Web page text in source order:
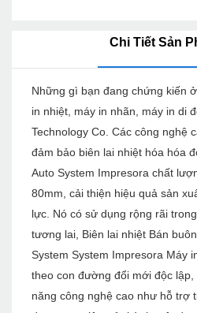
Chi Tiết Sản
Những gì bạn đang chứng kiến
in nhiệt, máy in nhãn, máy in di
Technology Co. Các công nghệ
đảm bảo biên lai nhiệt hóa hóa
Auto System Impresora chất
80mm, cải thiện hiệu quả sản
lực. Nó có sử dụng rộng rãi
tương lai, Biên lai nhiệt Bán
System System Impresora Máy
theo con đường đổi mới độc
năng công nghệ cao như hỗ trợ